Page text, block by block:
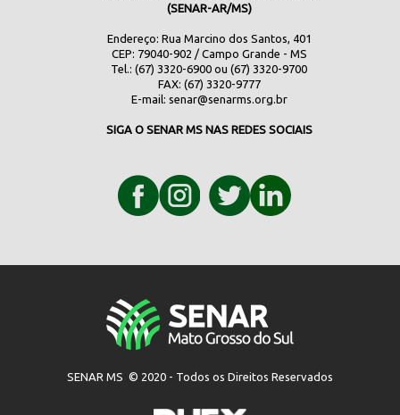
(SENAR-AR/MS)
Endereço: Rua Marcino dos Santos, 401
CEP: 79040-902 / Campo Grande - MS
Tel.: (67) 3320-6900 ou (67) 3320-9700
FAX: (67) 3320-9777
E-mail: senar@senarms.org.br
SIGA O SENAR MS NAS REDES SOCIAIS
SENAR MS © 2020 - Todos os Direitos Reservados